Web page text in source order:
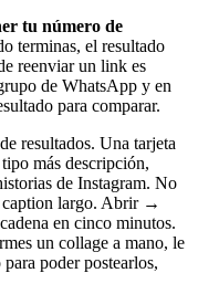
tu número de
terminas, el resultado
reenviar un link es
de WhatsApp y en
para comparar.
resultados. Una tarjeta
más descripción,
de Instagram. No
caption largo. Abrir →
en cinco minutos.
un collage a mano, le
poder postearlos,